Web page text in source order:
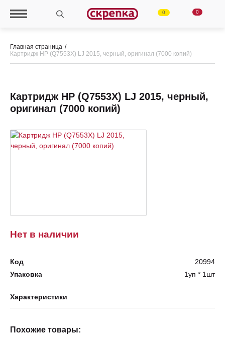
0 0
Главная страница
Картридж HP (Q7553X) LJ 2015, черный, оригинал (7000 копий)
Нет в наличии
Картридж HP (Q7553X) LJ 2015, черный,
оригинал (7000 копий)
Код
20994
Упаковка
1уп * 1шт
Характеристики
Похожие товары: